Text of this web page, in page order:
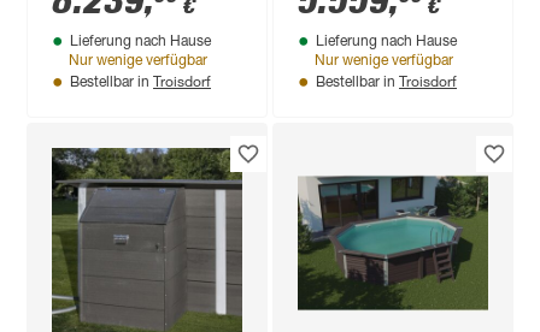
cm €
Lieferung nach Hause
Nur wenige verfügbar
Bestellbar in Troisdorf
€
Lieferung nach Hause
Nur wenige verfügbar
Bestellbar in Troisdorf